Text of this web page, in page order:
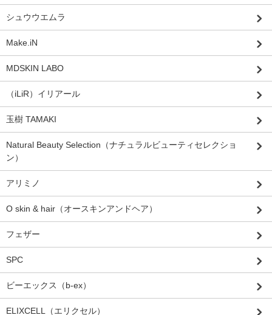
シュウウエムラ
Make.iN
MDSKIN LABO
（iLiR）イリアール
玉樹 TAMAKI
Natural Beauty Selection（ナチュラルビューティセレクショ
ン）
アリミノ
O skin & hair（オースキンアンドヘア）
フェザー
SPC
ビーエックス（b-ex）
ELIXCELL（エリクセル）